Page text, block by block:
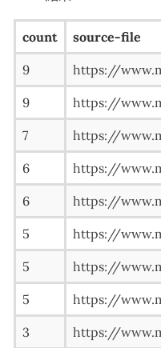
count source-file
9 https://
9 https://
7 https://
6 https://
6 https://
5 https://
5 https://
5 https://
3 https://